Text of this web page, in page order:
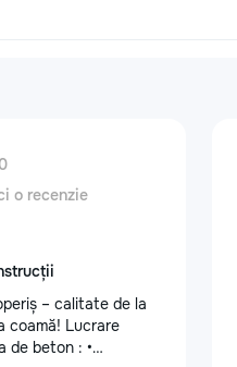
o recenzie
– calitate de la
coamă! Lucrare
de beton : •